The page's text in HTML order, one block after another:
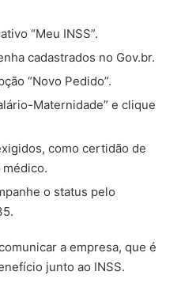
“Meu INSS”.
cadastrados no Gov.br.
“Novo Pedido”.
Maternidade” e clique
como certidão de
o status pelo
a empresa, que é
junto ao INSS.